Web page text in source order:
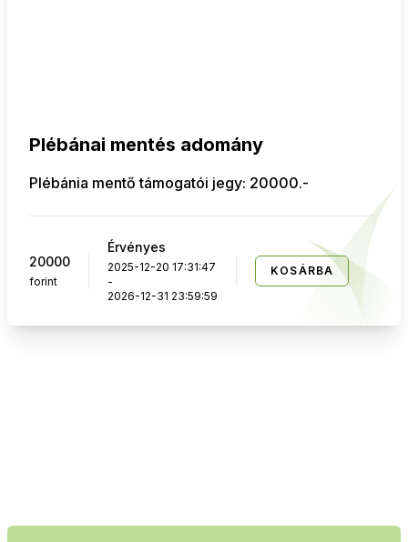
Plébánai mentés adomány
Plébánia mentő támogatói jegy: 20000.-
20000
forint
Érvényes
2025-12-20 17:31:47
-
2026-12-31 23:59:59
KOSÁRBA